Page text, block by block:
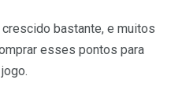
bastante, e muitos
esses pontos para